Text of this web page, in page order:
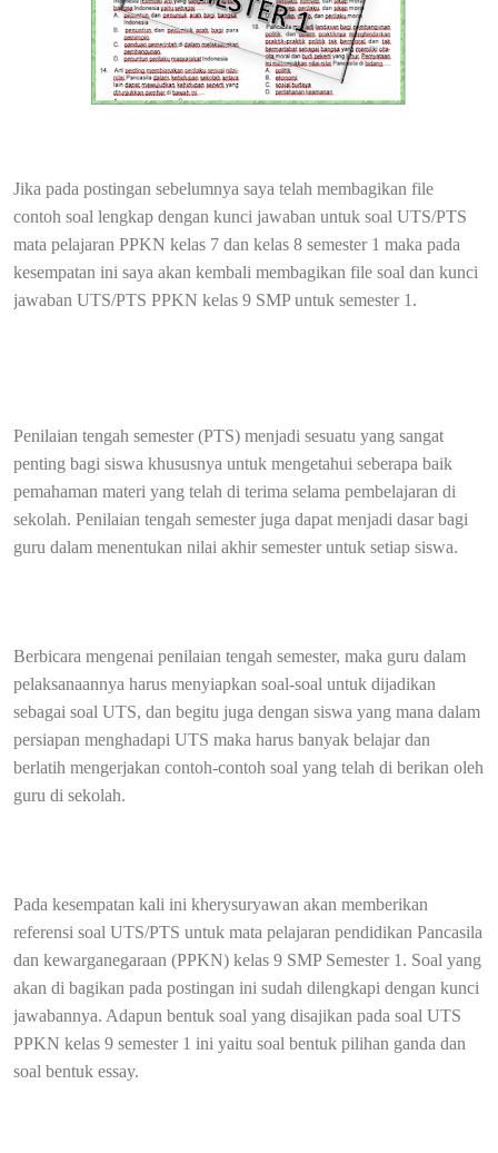
Jika pada postingan sebelumnya saya telah membagikan file
contoh soal lengkap dengan kunci jawaban untuk soal UTS/PTS
mata pelajaran PPKN kelas 7 dan kelas 8 semester 1 maka pada
kesempatan ini saya akan kembali membagikan file soal dan kunci
jawaban UTS/PTS PPKN kelas 9 SMP untuk semester 1.
Penilaian tengah semester (PTS) menjadi sesuatu yang sangat
penting bagi siswa khususnya untuk mengetahui seberapa baik
pemahaman materi yang telah di terima selama pembelajaran di
sekolah. Penilaian tengah semester juga dapat menjadi dasar bagi
guru dalam menentukan nilai akhir semester untuk setiap siswa.
Berbicara mengenai penilaian tengah semester, maka guru dalam
pelaksanaannya harus menyiapkan soal-soal untuk dijadikan
sebagai soal UTS, dan begitu juga dengan siswa yang mana dalam
persiapan menghadapi UTS maka harus banyak belajar dan
berlatih mengerjakan contoh-contoh soal yang telah di berikan oleh
guru di sekolah.
Pada kesempatan kali ini kherysuryawan akan memberikan
referensi soal UTS/PTS untuk mata pelajaran pendidikan Pancasila
dan kewarganegaraan (PPKN) kelas 9 SMP Semester 1. Soal yang
akan di bagikan pada postingan ini sudah dilengkapi dengan kunci
jawabannya. Adapun bentuk soal yang disajikan pada soal UTS
PPKN kelas 9 semester 1 ini yaitu soal bentuk pilihan ganda dan
soal bentuk essay.